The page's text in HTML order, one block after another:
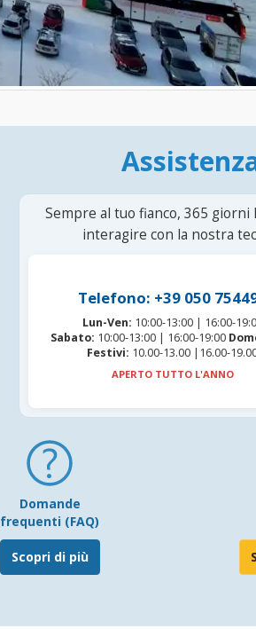
Sempre al tuo fianco, 365
interagire con la nostra
Telefono: +39 050
Lun-Ven: 10:00-13:00 | 16:00-
Sabato: 10:00-13:00 | 16:00-19:00
Festivi: 10.00-13.00 |16.00-
APERTO TUTTO L'ANNO
Domande
frequenti (FAQ)
Scopri di più